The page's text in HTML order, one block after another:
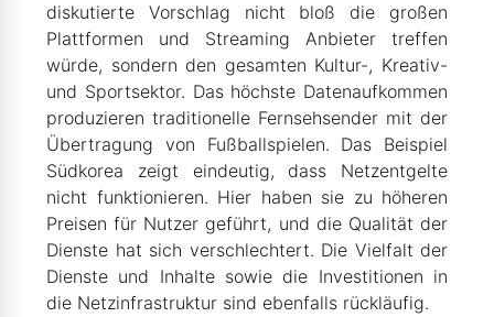
diskutierte Vorschlag nicht bloß die großen
Plattformen und Streaming Anbieter treffen
würde, sondern den gesamten Kultur-, Kreativ-
und Sportsektor. Das höchste Datenaufkommen
produzieren traditionelle Fernsehsender mit der
Übertragung von Fußballspielen. Das Beispiel
Südkorea zeigt eindeutig, dass Netzentgelte
nicht funktionieren. Hier haben sie zu höheren
Preisen für Nutzer geführt, und die Qualität der
Dienste hat sich verschlechtert. Die Vielfalt der
Dienste und Inhalte sowie die Investitionen in
die Netzinfrastruktur sind ebenfalls rückläufig.